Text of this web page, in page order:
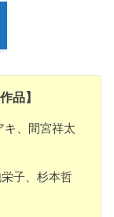
品】
キ、間宮祥太
子、杉本哲